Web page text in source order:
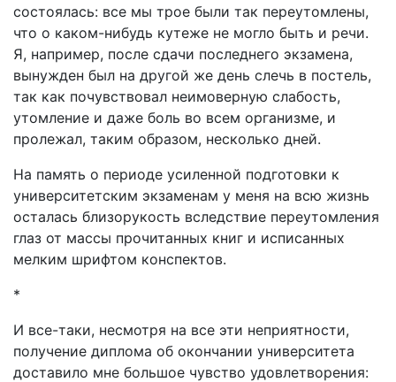
состоялась: все мы трое были так переутомлены,
что о каком-нибудь кутеже не могло быть и речи.
Я, например, после сдачи последнего экзамена,
вынужден был на другой же день слечь в постель,
так как почувствовал неимоверную слабость,
утомление и даже боль во всем организме, и
пролежал, таким образом, несколько дней.
На память о периоде усиленной подготовки к
университетским экзаменам у меня на всю жизнь
осталась близорукость вследствие переутомления
глаз от массы прочитанных книг и исписанных
мелким шрифтом конспектов.
*
И все-таки, несмотря на все эти неприятности,
получение диплома об окончании университета
доставило мне большое чувство удовлетворения: